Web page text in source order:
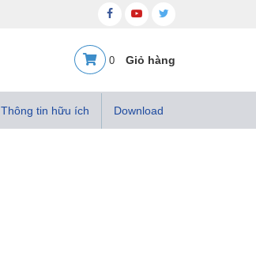
0
Thông tin hữu ích Download